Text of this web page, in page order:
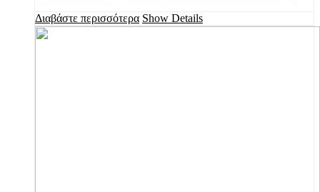
Διαβάστε περισσότερα Show Details